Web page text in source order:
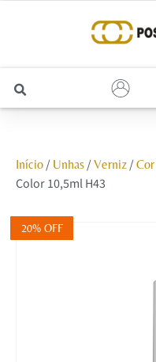
Unhas
Início/ Unhas/ Verniz/ Cor
Color 10,5ml H43
20% OFF